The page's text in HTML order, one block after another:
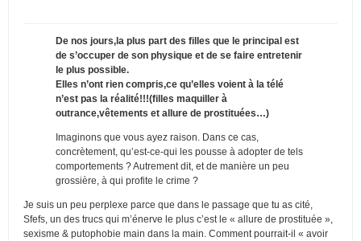
De nos jours,la plus part des filles que le principal est
de s’occuper de son physique et de se faire entretenir
le plus possible.
Elles n’ont rien compris,ce qu’elles voient à la télé
n’est pas la réalité!!!(filles maquiller à
outrance,vêtements et allure de prostituées…)
Imaginons que vous ayez raison. Dans ce cas,
concrètement, qu’est-ce-qui les pousse à adopter de tels
comportements ? Autrement dit, et de manière un peu
grossière, à qui profite le crime ?
Je suis un peu perplexe parce que dans le passage que tu as cité,
Sfefs, un des trucs qui m’énerve le plus c’est le « allure de prostituée »,
sexisme & putophobie main dans la main. Comment pourrait-il « avoir